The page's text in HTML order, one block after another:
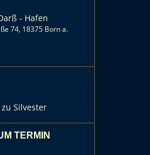
- Hafen
74, 18375 Born a.
Silvester
TERMIN